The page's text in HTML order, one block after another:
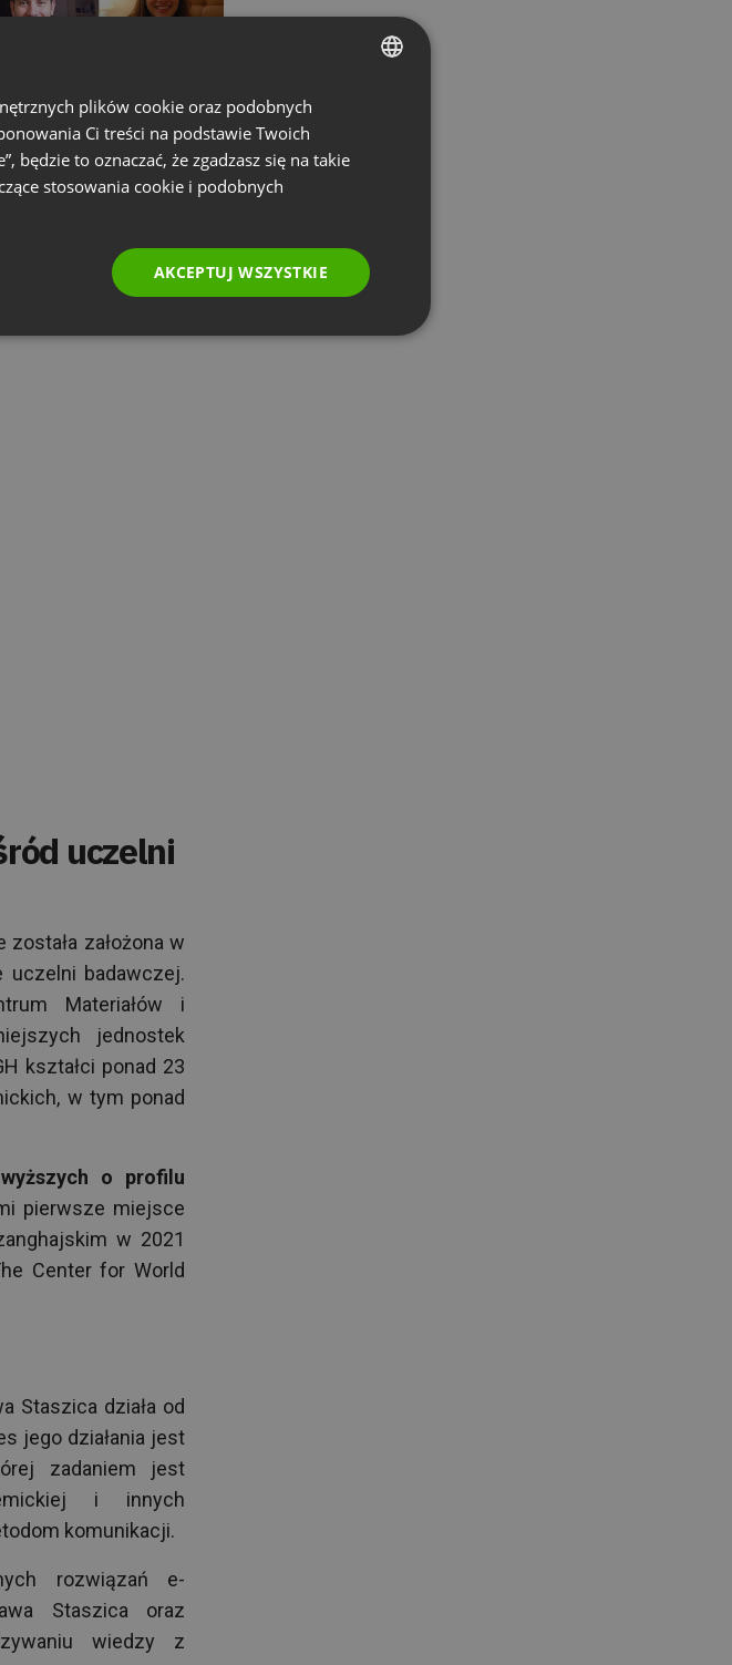
uczelni
założona w
badawczej.
Materiałów i
jednostek
kształci ponad 23
w tym ponad
o profilu
pierwsze miejsce
w 2021
Center for World
Staszica działa od
jego działania jest
zadaniem jest
i innych
komunikacji.
rozwiązań e-
Staszica oraz
wiedzy z
ENGLISH
FRENCH
RUSSIAN
SPANISH
plików cookie oraz podobnych
Ci treści na podstawie Twoich
będzie to oznaczać, że zgadzasz się na takie
stosowania cookie i podobnych
AKCEPTUJ WSZYSTKIE